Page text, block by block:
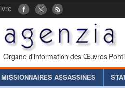
Organe d'information des Œuvres
MISSIONNAIRES ASSASSINES